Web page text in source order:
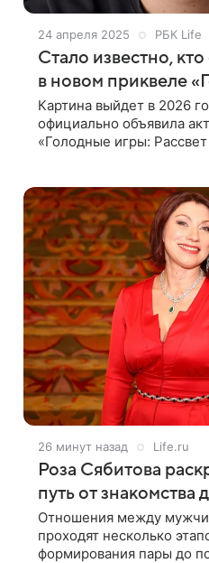
24 апреля 2025 РБК Life
Стало известно,
в новом приквеле
Картина выйдет в 2026
официально объявила
«Голодные игры:
26 минут назад Life.ru
Роза Сябитова
путь от знакомства
Отношения между
проходят несколько
формирования пары до